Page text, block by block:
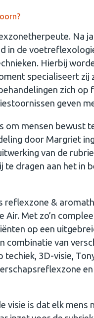
Na
in de
Hierbij
specialiseert
zich
geven
om mensen bewust
door Margriet
van de
dragen aan het in
reflexzone &
Air. Met zo’n
op een
combinatie van
3D-visie,
visie is dat elk